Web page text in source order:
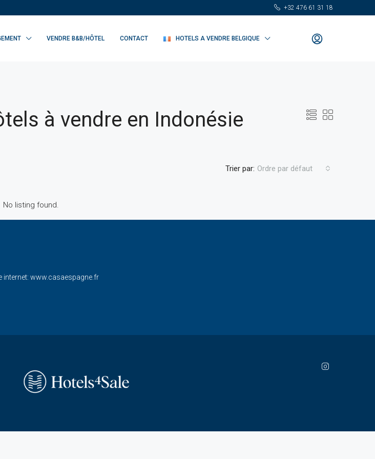
+32 476 61 31 18
VENDRE B&B/HÔTEL CONTACT HOTELS A VENDRE BELGIQUE
à vendre en Indonésie
Trier par: Ordre par défaut
No listing found.
internet: www.casaespagne.fr